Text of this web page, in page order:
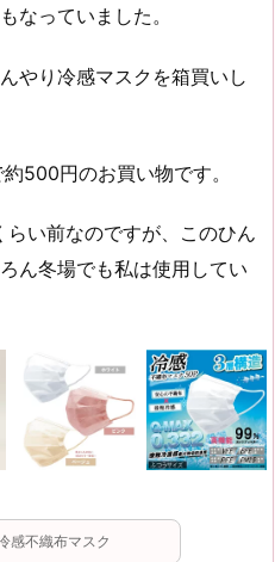
なっていました。
やり冷感マスクを箱買いし
500円のお買い物です。
い前なのですが、このひん
ん冬場でも私は使用してい
感不織布マスク